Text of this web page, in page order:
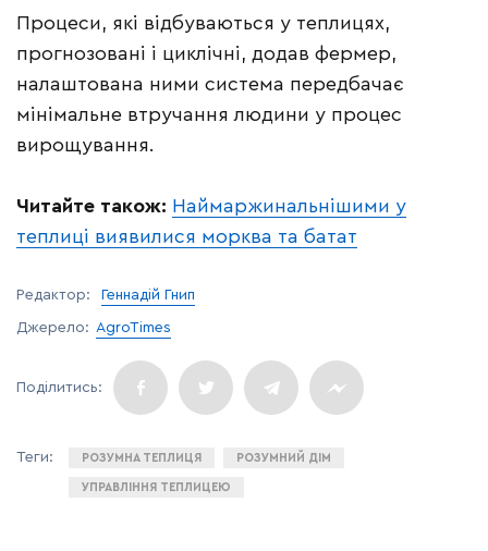
Процеси, які відбуваються у теплицях,
прогнозовані і циклічні, додав фермер,
налаштована ними система передбачає
мінімальне втручання людини у процес
вирощування.
Читайте також: Наймаржинальнішими у
теплиці виявилися морква та батат
Редактор: Геннадій Гнип
Джерело: AgroTimes
РОЗУМНА ТЕПЛИЦЯ РОЗУМНИЙ ДІМ
УПРАВЛІННЯ ТЕПЛИЦЕЮ